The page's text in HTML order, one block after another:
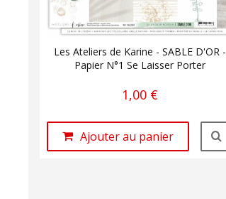
Les Ateliers de Karine - SABLE D'OR -
Papier N°1 Se Laisser Porter
1,00 €
Ajouter au panier